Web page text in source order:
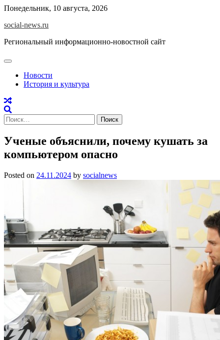
Skip
content
Понедельник, 10 августа, 2026
social-news.ru
Региональный информационно-новостной сайт
Новости
История и культура
Найти:
Ученые объяснили, почему кушать за
компьютером опасно
Posted on 24.11.2024 by socialnews